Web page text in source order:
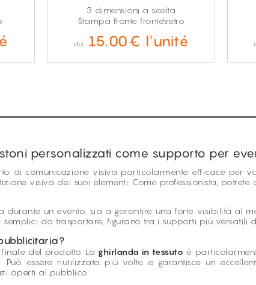
3 dimensioni a scelta
Stampa fronte fronte\retro
da 15.00€ l'unité
personalizzati come supporto per
di comunicazione visiva particolarmente efficace per
visiva dei suoi elementi. Come professionista,
durante un evento, sia a garantire una forte visibilità al
da trasportare, figurano tra i supporti più versatili
del prodotto. La ghirlanda in tessuto è
essere riutilizzata più volte e garantisce un
aperti al pubblico.